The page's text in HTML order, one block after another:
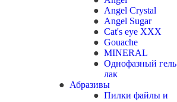
Angel Crystal
Angel Sugar
Cat's eye XXX
Gouache
MINERAL
Однофазный гель
лак
Абразивы
Пилки файлы и